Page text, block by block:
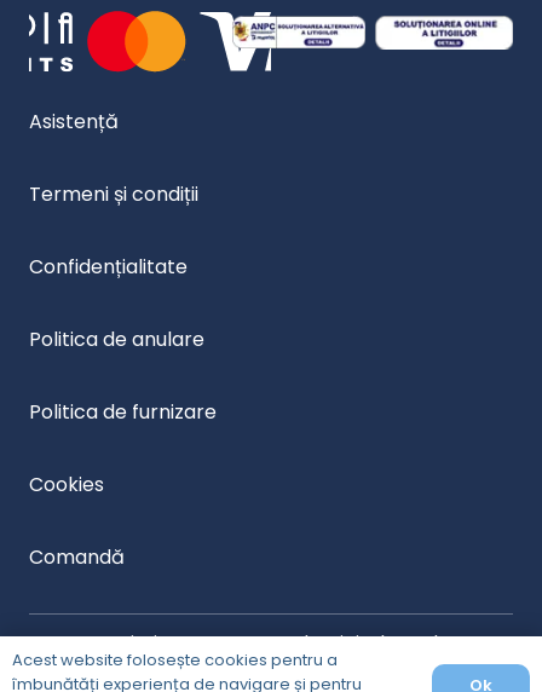
Asistență
Termeni și condiții
Confidențialitate
Politica de anulare
Politica de furnizare
Cookies
Comandă
Optimizare Seo cu ❤️ deDigital Panda
Acest website folosește cookies pentru a
îmbunătăți experiența de navigare și pentru
Ok